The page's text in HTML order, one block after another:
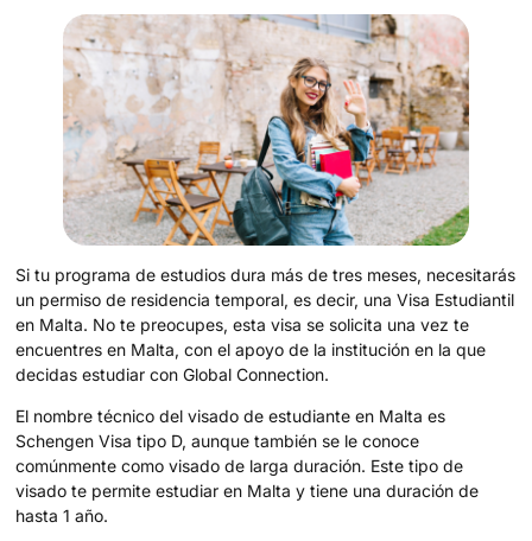
Si tu programa de estudios dura más de tres meses, necesitarás
un permiso de residencia temporal, es decir, una Visa Estudiantil
en Malta. No te preocupes, esta visa se solicita una vez te
encuentres en Malta, con el apoyo de la institución en la que
decidas estudiar con Global Connection.
El nombre técnico del visado de estudiante en Malta es
Schengen Visa tipo D, aunque también se le conoce
comúnmente como visado de larga duración. Este tipo de
visado te permite estudiar en Malta y tiene una duración de
hasta 1 año.